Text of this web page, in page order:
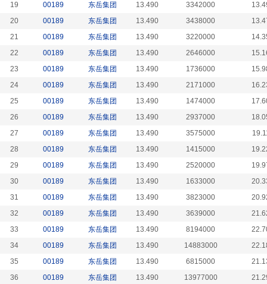
19
00189 东岳集团 13.490 3342000
20
00189 东岳集团 13.490 3438000
21
00189 东岳集团 13.490 3220000
22
00189 东岳集团 13.490 2646000
23
00189 东岳集团 13.490 1736000
24
00189 东岳集团 13.490 2171000
25
00189 东岳集团 13.490 1474000
26
00189 东岳集团 13.490 2937000
27
00189 东岳集团 13.490 3575000
28
00189 东岳集团 13.490 1415000
29
00189 东岳集团 13.490 2520000
30
00189 东岳集团 13.490 1633000
31
00189 东岳集团 13.490 3823000
32
00189 东岳集团 13.490 3639000
33
00189 东岳集团 13.490 8194000
34
00189 东岳集团 13.490 14883000
35
00189 东岳集团 13.490 6815000
36
00189 东岳集团 13.490 13977000